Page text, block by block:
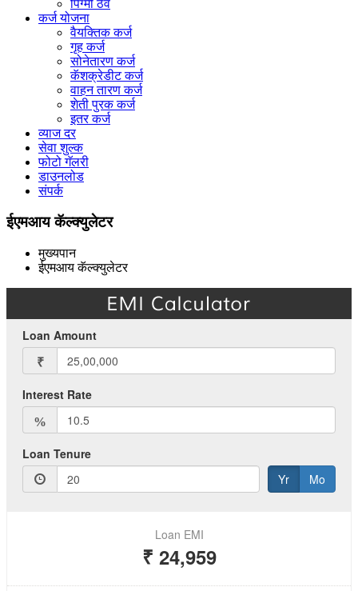
पिग्मी ठेव
कर्ज योजना
वैयक्तिक कर्ज
गृह कर्ज
सोनेतारण कर्ज
कॅशक्रेडीट कर्ज
वाहन तारण कर्ज
शेती पुरक कर्ज
इतर कर्ज
व्याज दर
सेवा शुल्क
फोटो गॅलरी
डाउनलोड
संपर्क
ईएमआय कॅल्क्युलेटर
मुख्यपान
ईएमआय कॅल्क्युलेटर